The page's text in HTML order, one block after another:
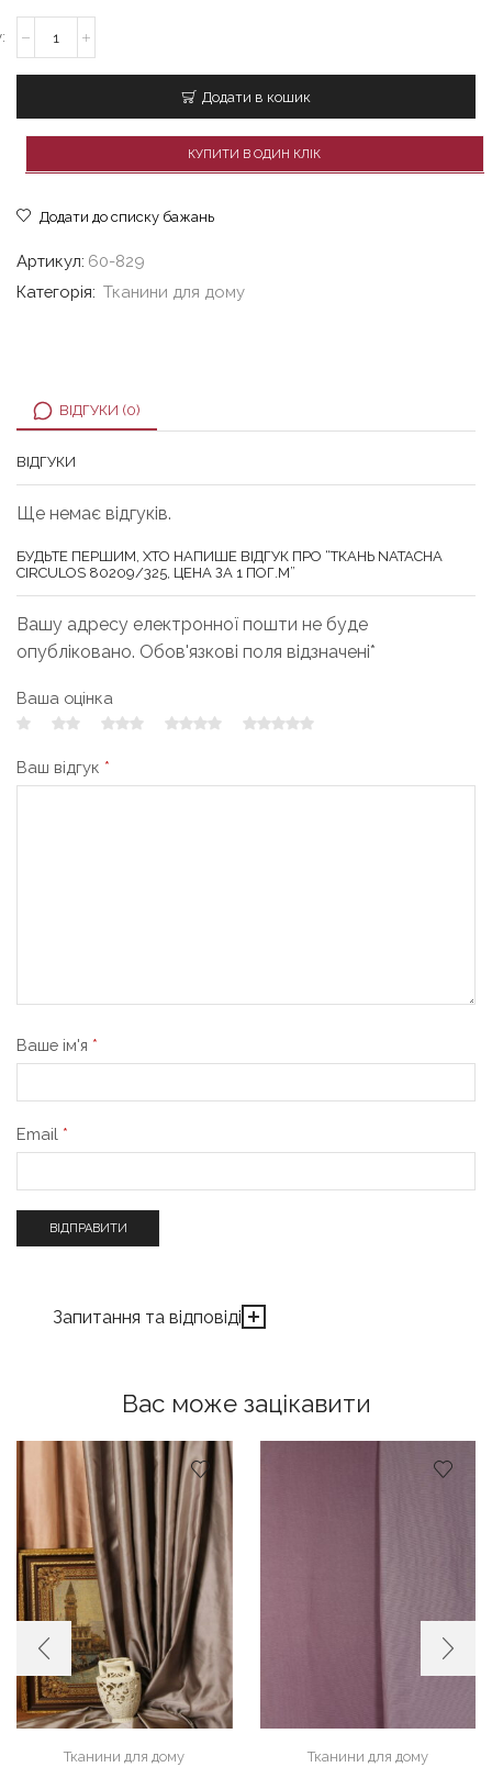
Natacha
за
Додати в кошик
КУПИТИ В ОДИН КЛІК
Додати до списку бажань
Артикул: 60-829
Категорія: Тканини для дому
ВІДГУКИ (0)
ВІДГУКИ
Ще немає відгуків.
БУДЬТЕ ПЕРШИМ, ХТО НАПИШЕ ВІДГУК ПРО “ТКАНЬ NATACHA
CIRCULOS 80209/325, ЦЕНА ЗА 1 ПОГ.М”
Вашу адресу електронної пошти не буде
опубліковано. Обов'язкові поля відзначені*
Ваша оцінка
Ваш відгук *
Ваше ім'я *
Email *
Запитання та відповіді
Вас може зацікавити
Тканини для дому Тканини для дому